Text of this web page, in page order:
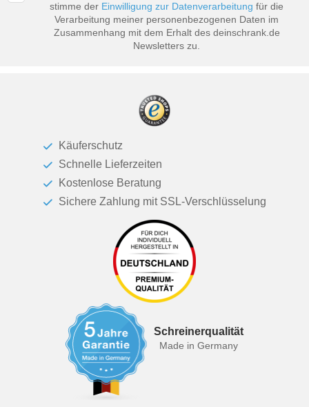
stimme der Einwilligung zur Datenverarbeitung für die
Verarbeitung meiner personenbezogenen Daten im
Zusammenhang mit dem Erhalt des deinschrank.de
Newsletters zu.
Käuferschutz
Schnelle Lieferzeiten
Kostenlose Beratung
Sichere Zahlung mit SSL-Verschlüsselung
Schreinerqualität
Made in Germany